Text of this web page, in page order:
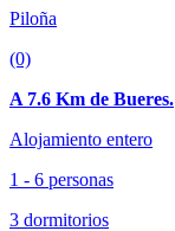
Piloña
(0)
A 7.6 Km de Bueres.
Alojamiento entero
1 - 6 personas
3 dormitorios